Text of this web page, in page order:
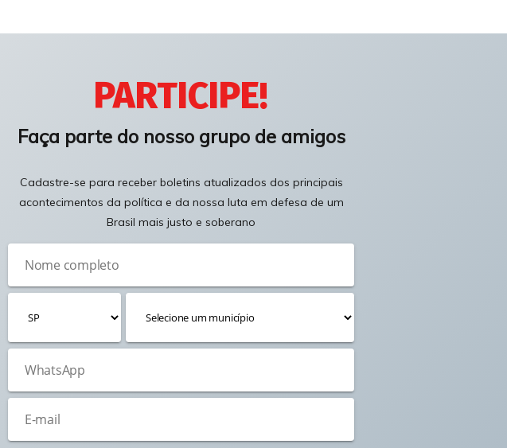
PARTICIPE!
Faça parte do nosso grupo de amigos
Cadastre-se para receber boletins atualizados dos principais
acontecimentos da política e da nossa luta em defesa de um
Brasil mais justo e soberano